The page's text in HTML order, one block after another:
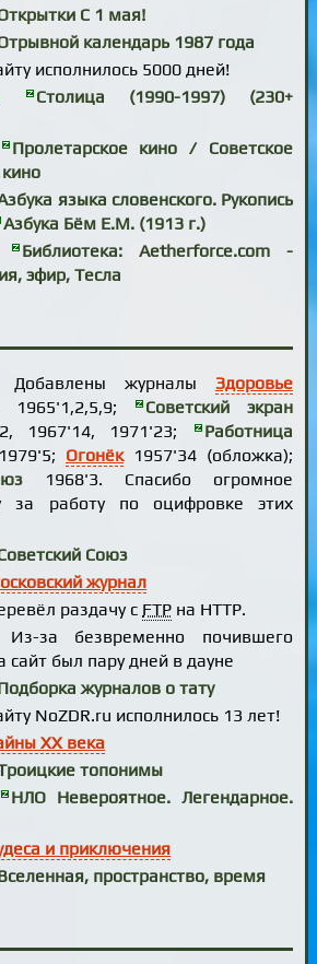
С 1 мая!
календарь 1987 года
исполнилось 5000 дней!
Столица (1990-1997) (230+
Пролетарское кино / Советское
языка словенского. Рукопись
Азбука Бём Е.М. (1913 г.)
Библиотека: Aetherforce.com -
эфир, Тесла
Добавлены журналы Здоровье
1965'1,2,5,9;
Советский экран
1967'14, 1971'23;
Работница
Огонёк1957'34 (обложка);
1968'3. Спасибо огромное
за работу по оцифровке этих
Союз
журнал
раздачу с FTP на HTTP.
Из-за безвременно почившего
сайт был пару дней в дауне
журналов о тату
NoZDR.ru исполнилось 13 лет!
XX века
топонимы
НЛО Невероятное. Легендарное.
и приключения
пространство, время